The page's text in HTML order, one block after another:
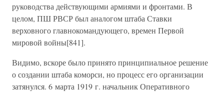
руководства действующими армиями и фронтами. В
целом, ПШ РВСР был аналогом штаба Ставки
верховного главнокомандующего, времен Первой
мировой войны[841].
Видимо, вскоре было принято принципиальное решение
о создании штаба коморси, но процесс его организации
затянулся. 6 марта 1919 г. начальник Оперативного